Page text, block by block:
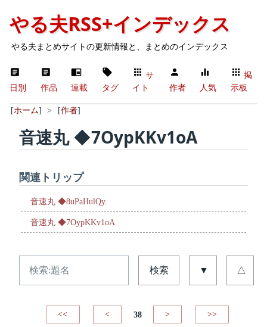
やる夫RSS+インデックス
やる夫まとめサイトの更新情報と、まとめのインデックス
日別 作品 連載 タグ
サ
イト
作者 人気
掲
示板
[ホーム] > [作者]
音速丸 ◆7OypKKv1oA
関連トリップ
音速丸 ◆8uPaHulQy.
音速丸 ◆7OypKKv1oA
検索 ▼ △
<< < 38 > >>